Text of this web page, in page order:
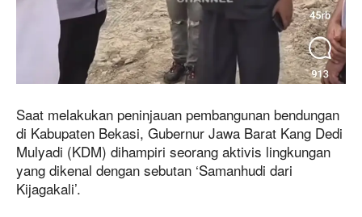
Saat melakukan peninjauan pembangunan bendungan
di Kabupaten Bekasi, Gubernur Jawa Barat Kang Dedi
Mulyadi (KDM) dihampiri seorang aktivis lingkungan
yang dikenal dengan sebutan ‘Samanhudi dari
Kijagakali’.